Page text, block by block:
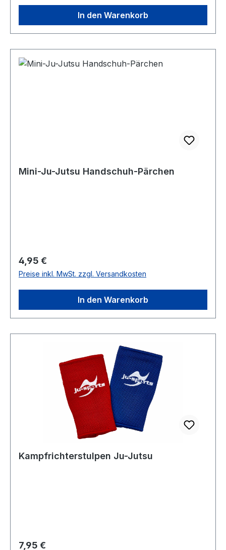
In den Warenkorb
Mini-Ju-Jutsu Handschuh-Pärchen
Regulärer Preis:
4,95 €
Preise inkl. MwSt. zzgl. Versandkosten
In den Warenkorb
Kampfrichterstulpen Ju-Jutsu
Regulärer Preis:
7,95 €